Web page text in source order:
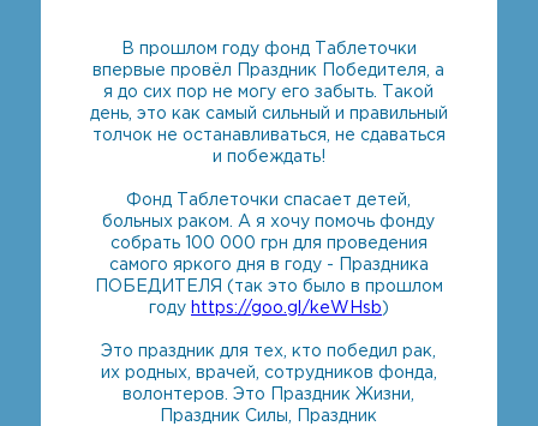
В прошлом году фонд Таблеточки
впервые провёл Праздник Победителя, а
я до сих пор не могу его забыть. Такой
день, это как самый сильный и правильный
толчок не останавливаться, не сдаваться
и побеждать!
Фонд Таблеточки спасает детей,
больных раком. А я хочу помочь фонду
собрать 100 000 грн для проведения
самого яркого дня в году - Праздника
ПОБЕДИТЕЛЯ (так это было в прошлом
году https://goo.gl/keWHsb)
Это праздник для тех, кто победил рак,
их родных, врачей, сотрудников фонда,
волонтеров. Это Праздник Жизни,
Праздник Силы, Праздник